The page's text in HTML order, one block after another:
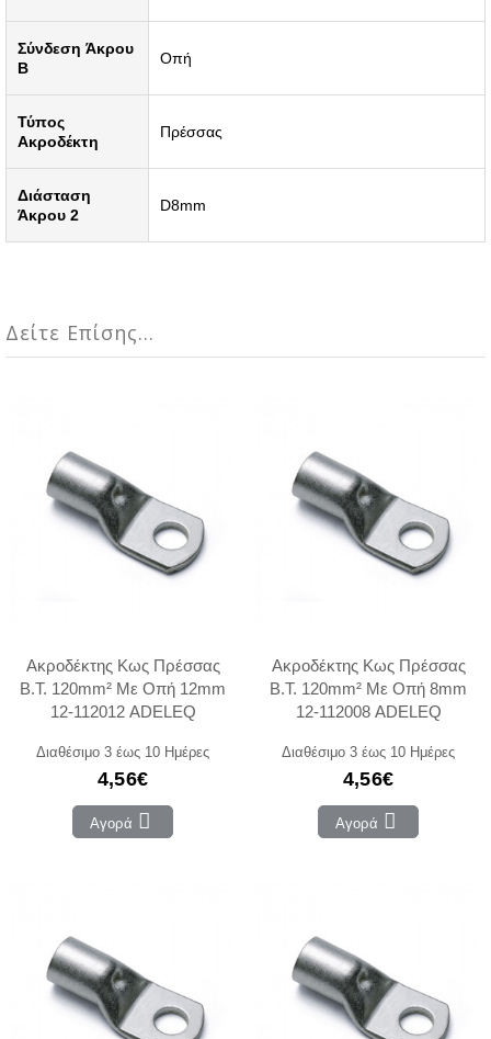
Σύνδεση Άκρου
B
Οπή
Τύπος
Ακροδέκτη
Πρέσσας
Διάσταση
Άκρου 2
D8mm
Δείτε Επίσης...
Ακροδέκτης Κως Πρέσσας
Β.Τ. 120mm² Με Οπή 12mm
12-112012 ADELEQ
Διαθέσιμο 3 έως 10 Ημέρες
4,56€
Αγορά
Ακροδέκτης Κως Πρέσσας
Β.Τ. 120mm² Με Οπή 8mm
12-112008 ADELEQ
Διαθέσιμο 3 έως 10 Ημέρες
4,56€
Αγορά